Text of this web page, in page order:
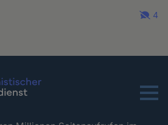
4
Menu